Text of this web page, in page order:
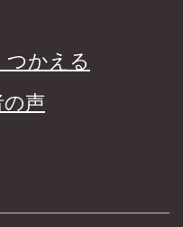
つかえる
声